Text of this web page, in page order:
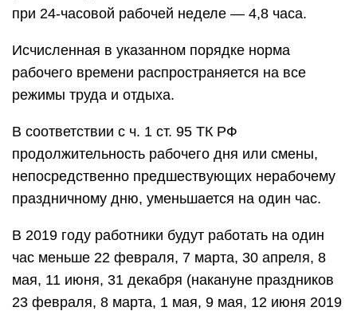
при 24-часовой рабочей неделе — 4,8 часа.
Исчисленная в указанном порядке норма
рабочего времени распространяется на все
режимы труда и отдыха.
В соответствии с ч. 1 ст. 95 ТК РФ
продолжительность рабочего дня или смены,
непосредственно предшествующих нерабочему
праздничному дню, уменьшается на один час.
В 2019 году работники будут работать на один
час меньше 22 февраля, 7 марта, 30 апреля, 8
мая, 11 июня, 31 декабря (накануне праздников
23 февраля, 8 марта, 1 мая, 9 мая, 12 июня 2019